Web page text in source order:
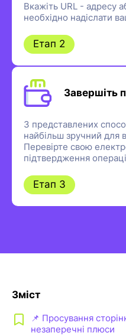
Вкажіть URL - адресу
необхідно надіслати
Етап 2
Завершіть
З представлених
найбільш зручний для
Перевірте свою
підтвердження
Етап 3
Зміст
📌 Просування
незаперечні плюси